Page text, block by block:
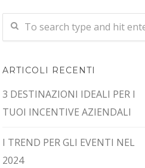
ARTICOLI RECENTI
3 DESTINAZIONI IDEALI PER I
TUOI INCENTIVE AZIENDALI
I TREND PER GLI EVENTI NEL
2024